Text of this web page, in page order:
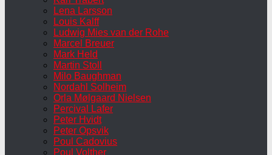
Lena Larsson
Louis Kalff
Ludwig Mies van der Rohe
Marcel Breuer
Mark Held
Martin Stoll
Milo Baughman
Nordahl Solheim
Orla Mølgaard Nielsen
Percival Lafer
Peter Hvidt
Peter Opsvik
Poul Cadovius
Poul Volther